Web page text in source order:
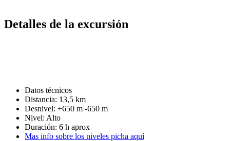
Detalles de la excursión
Datos técnicos
Distancia: 13,5 km
Desnivel: +650 m -650 m
Nivel: Alto
Duración: 6 h aprox
Mas info sobre los niveles picha aquí